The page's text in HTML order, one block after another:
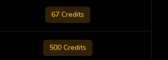
67 Credits
500 Credits